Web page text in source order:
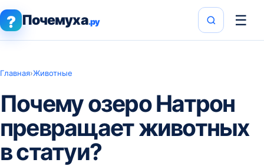
? Почемуха.ру ☰
Главная›Животные
Почему озеро Натрон
превращает животных
в статуи?